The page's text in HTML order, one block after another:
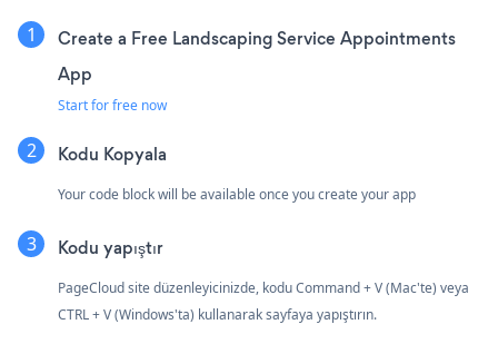
Create a Free Landscaping Service Appointments
App
Start for free now
Kodu Kopyala
Your code block will be available once you create your app
Kodu yapıştır
PageCloud site düzenleyicinizde, kodu Command + V (Mac'te) veya
CTRL + V (Windows'ta) kullanarak sayfaya yapıştırın.